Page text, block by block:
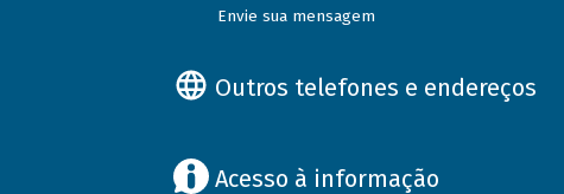
Envie sua mensagem
Outros telefones e endereços
Acesso à informação